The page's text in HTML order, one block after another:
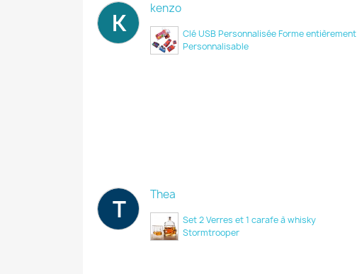
K
kenzo
Clé USB Personnalisée Forme entièrement
Personnalisable
T
Thea
Set 2 Verres et 1 carafe à whisky
Stormtrooper